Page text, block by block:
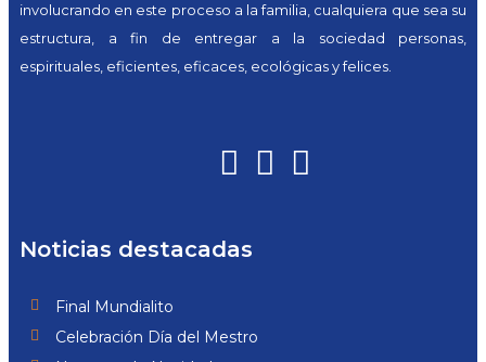
involucrando en este proceso a la familia, cualquiera que sea su
estructura, a fin de entregar a la sociedad personas,
espirituales, eficientes, eficaces, ecológicas y felices.
Noticias destacadas
Final Mundialito
Celebración Día del Mestro